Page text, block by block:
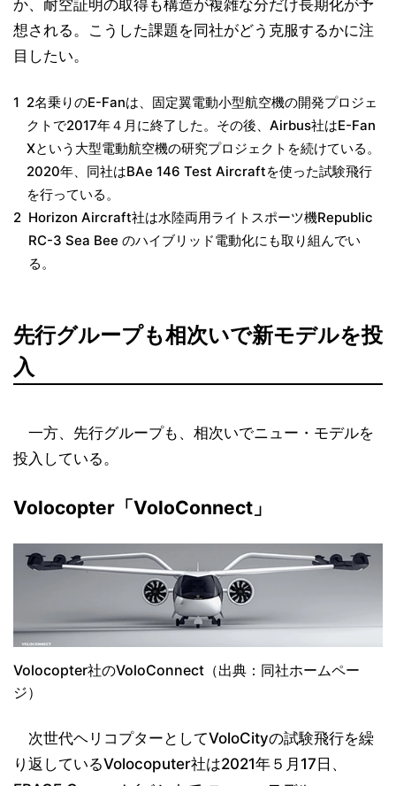
か、耐空証明の取得も構造が複雑な分だけ長期化が予
想される。こうした課題を同社がどう克服するかに注
目したい。
1 2名乗りのE-Fanは、固定翼電動小型航空機の開発プロジェ
クトで2017年４月に終了した。その後、Airbus社はE-Fan
Xという大型電動航空機の研究プロジェクトを続けている。
2020年、同社はBAe 146 Test Aircraftを使った試験飛行
を行っている。
2 Horizon Aircraft社は水陸両用ライトスポーツ機Republic
RC-3 Sea Bee のハイブリッド電動化にも取り組んでい
る。
先行グループも相次いで新モデルを投
入
一方、先行グループも、相次いでニュー・モデルを
投入している。
Volocopter「VoloConnect」
Volocopter社のVoloConnect（出典：同社ホームペー
ジ）
次世代ヘリコプターとしてVoloCityの試験飛行を繰
り返しているVolocoputer社は2021年５月17日、